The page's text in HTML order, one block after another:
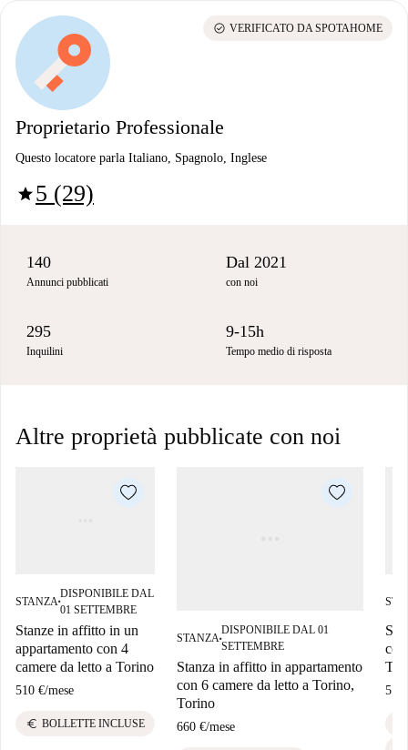
Proprietario Professionale
Questo locatore parla Italiano, Spagnolo, Inglese
star5 (29)
check_circle VERIFICATO DA SPOTAHOME
140
Annunci pubblicati
Dal 2021
con noi
295
Inquilini
9-15h
Tempo medio di risposta
Altre proprietà pubblicate con noi
STANZA■
DISPONIBILE DAL
01 SETTEMBRE
Stanze in affitto in un
appartamento con 4
camere da letto a Torino
510 €/mese
euro BOLLETTE INCLUSE
STANZA■
DISPONIBILE DAL 01
SETTEMBRE
Stanza in affitto in appartamento
con 6 camere da letto a Torino,
Torino
660 €/mese
510